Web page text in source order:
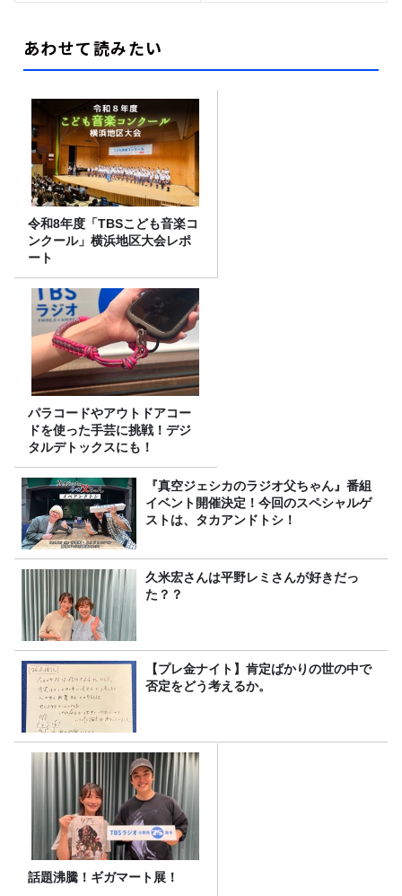
あわせて読みたい
令和8年度「TBSこども音楽コ
ンクール」横浜地区大会レポ
ート
パラコードやアウトドアコー
ドを使った手芸に挑戦！デジ
タルデトックスにも！
『真空ジェシカのラジオ父ちゃん』番組
イベント開催決定！今回のスペシャルゲ
ストは、タカアンドトシ！
久米宏さんは平野レミさんが好きだっ
た？？
【プレ金ナイト】肯定ばかりの世の中で
否定をどう考えるか。
話題沸騰！ギガマート展！